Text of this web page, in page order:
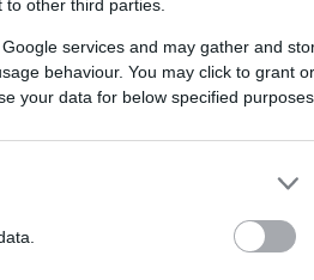
other third parties.
services and may gather and
behaviour. You may click to grant or
your data for below specified purposes
mostrano
Pronte?